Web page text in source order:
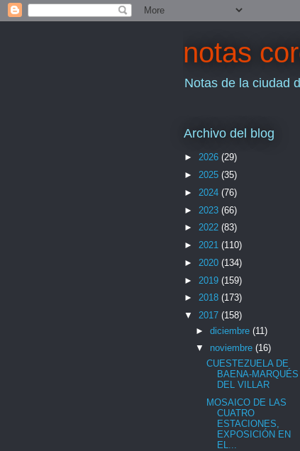
notas
Notas de la ciudad
Archivo del blog
► 2026 (29)
► 2025 (35)
► 2024 (76)
► 2023 (66)
► 2022 (83)
► 2021 (110)
► 2020 (134)
► 2019 (159)
► 2018 (173)
▼ 2017 (158)
► diciembre (11)
▼ noviembre (16)
CUESTEZUELA DE
BAENA-MARQUÉS
DEL VILLAR
MOSAICO DE LAS
CUATRO
ESTACIONES,
EXPOSICIÓN EN
EL...